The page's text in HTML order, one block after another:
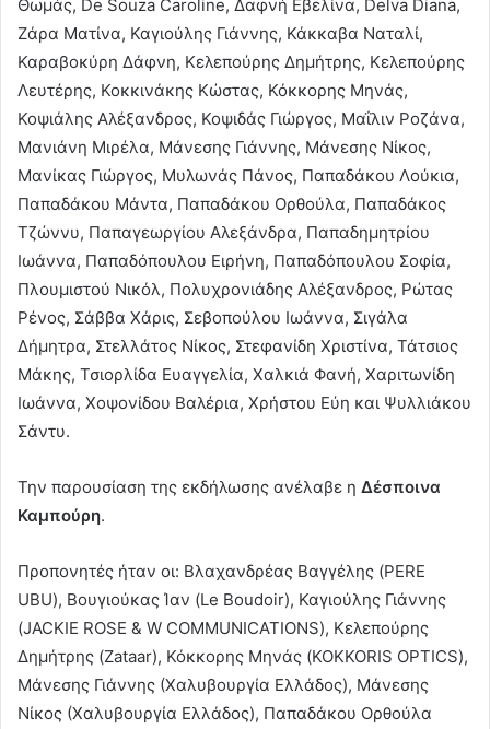
Θωμάς, De Souza Caroline, Δαφνή Εβελίνα, Delva Diana,
Ζάρα Ματίνα, Καγιούλης Γιάννης, Κάκκαβα Ναταλί,
Καραβοκύρη Δάφνη, Κελεπούρης Δημήτρης, Κελεπούρης
Λευτέρης, Κοκκινάκης Κώστας, Κόκκορης Μηνάς,
Κοψιάλης Αλέξανδρος, Κοψιδάς Γιώργος, Μαΐλιν Ροζάνα,
Μανιάνη Μιρέλα, Μάνεσης Γιάννης, Μάνεσης Νίκος,
Μανίκας Γιώργος, Μυλωνάς Πάνος, Παπαδάκου Λούκια,
Παπαδάκου Μάντα, Παπαδάκου Ορθούλα, Παπαδάκος
Τζώννυ, Παπαγεωργίου Αλεξάνδρα, Παπαδημητρίου
Ιωάννα, Παπαδόπουλου Ειρήνη, Παπαδόπουλου Σοφία,
Πλουμιστού Νικόλ, Πολυχρονιάδης Αλέξανδρος, Ρώτας
Ρένος, Σάββα Χάρις, Σεβοπούλου Ιωάννα, Σιγάλα
Δήμητρα, Στελλάτος Νίκος, Στεφανίδη Χριστίνα, Τάτσιος
Μάκης, Τσιορλίδα Ευαγγελία, Χαλκιά Φανή, Χαριτωνίδη
Ιωάννα, Χοψονίδου Βαλέρια, Χρήστου Εύη και Ψυλλιάκου
Σάντυ.
Την παρουσίαση της εκδήλωσης ανέλαβε η Δέσποινα
Καμπούρη.
Προπονητές ήταν οι: Βλαχανδρέας Βαγγέλης (PERE
UBU), Βουγιούκας Ίαν (Le Boudoir), Καγιούλης Γιάννης
(JACKIE ROSE & W COMMUNICATIONS), Κελεπούρης
Δημήτρης (Zataar), Κόκκορης Μηνάς (KOKKORIS OPTICS),
Μάνεσης Γιάννης (Χαλυβουργία Ελλάδος), Μάνεσης
Νίκος (Χαλυβουργία Ελλάδος), Παπαδάκου Ορθούλα